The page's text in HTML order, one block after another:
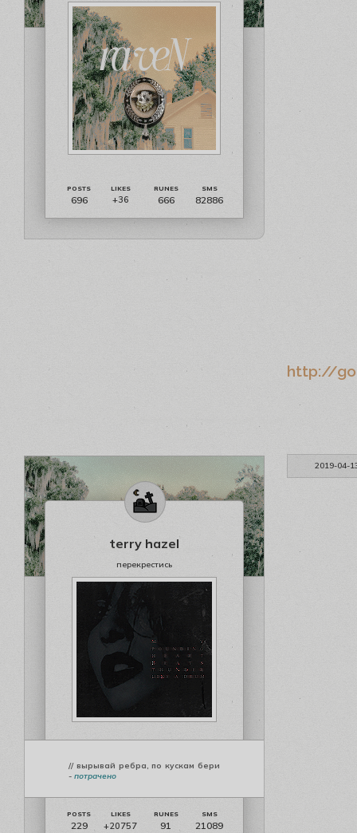
696 +36 666 82886
http://
2019-04-
terry hazel
перекрестись
// вырывай ребра, по кускам бери
- потрачено
229 +20757 91 21089